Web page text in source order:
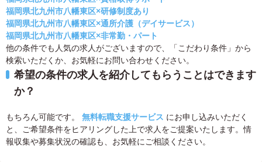
福岡県北九州市八幡東区×研修制度あり
福岡県北九州市八幡東区×通所介護（デイサービス）
福岡県北九州市八幡東区×非常勤・パート
他の条件でも人気の求人がございますので、「こだわり条件」から
検索いただくか、お気軽にお問い合わせください。
希望の条件の求人を紹介してもらうことはできます
か？
もちろん可能です。 無料転職支援サービス にお申し込みいただく
と、ご希望条件をヒアリングした上で求人をご提案いたします。情
報収集や募集状況の確認も、お気軽にご相談ください。